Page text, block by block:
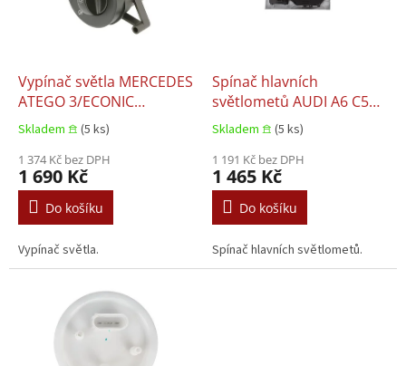
d
u
Vypínač světla MERCEDES
ATEGO 3/ECONIC
2/UNIMOG 05.1988+
Skladem 𖠿 (5 ks)
1 374 Kč bez DPH
1 690 Kč
Do košíku
Vypínač světla.
Spínač hlavních
světlometů AUDI A6 C5
01.1997-01.2005
Skladem 𖠿 (5 ks)
1 191 Kč bez DPH
1 465 Kč
Do košíku
Spínač hlavních světlometů.